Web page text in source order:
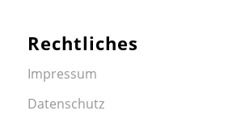
Rechtliches
Impressum
Datenschutz